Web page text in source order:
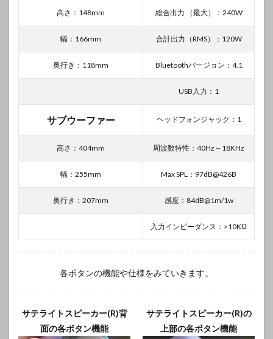
高さ：148mm 総合出力 （最大）：240W
幅：166mm 合計出力（RMS）：120W
奥行き：118mm Bluetoothバージョン：4.1
USB入力：1
サブウーファー ヘッドフォンジャック：1
高さ：404mm 周波数特性：40Hz～18KHz
幅：255mm Max SPL：97dB@426B
奥行き：207mm 感度：84dB@1m/1w
入力インピーダンス：>10KΩ
各ボタンの機能や仕様をみていきます。
サテライトスピーカー(R)背
面の各ボタン機能
サテライトスピーカー(R)の
上部の各ボタン機能